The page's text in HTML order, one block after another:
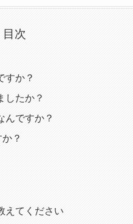
目次
すか？
したか？
んですか？
？
えてください